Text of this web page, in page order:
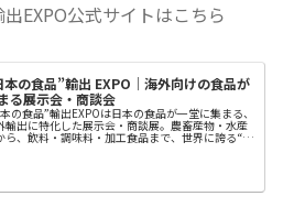
EXPO公式サイトはこちら
本の食品”輸出 EXPO｜海外向けの食品が
る展示会・商談会
の食品”輸出EXPOは日本の食品が一堂に集まる、
輸出に特化した展示会・商談展。農畜産物・水産
ら、飲料・調味料・加工食品まで、世界に誇る“日